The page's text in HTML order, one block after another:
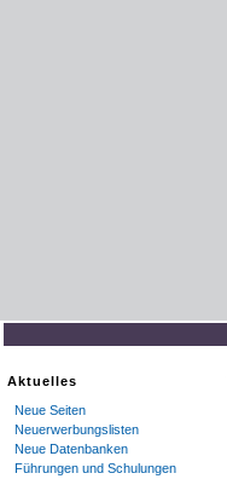
Aktuelles
Neue Seiten
Neuerwerbungslisten
Neue Datenbanken
Führungen und Schulungen